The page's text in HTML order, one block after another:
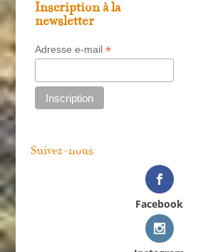
Inscription à la
newsletter
Adresse e-mail *
Suivez-nous
Facebook